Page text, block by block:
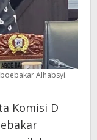
Alhabsyi.
Komisi D